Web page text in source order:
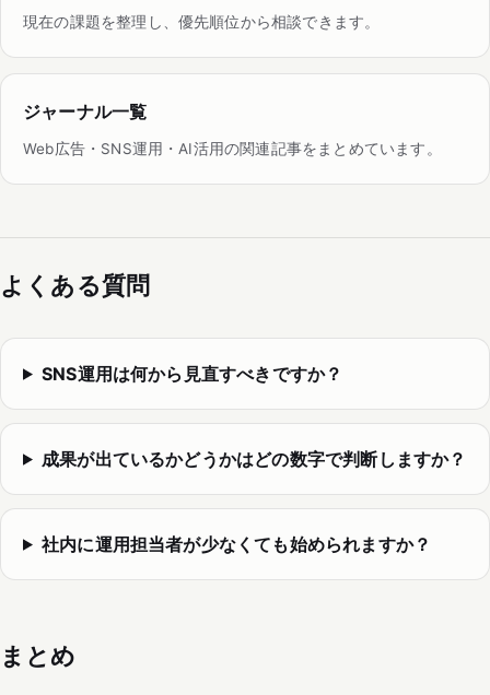
現在の課題を整理し、優先順位から相談できます。
ジャーナル一覧
Web広告・SNS運用・AI活用の関連記事をまとめています。
よくある質問
SNS運用は何から見直すべきですか？
成果が出ているかどうかはどの数字で判断しますか？
社内に運用担当者が少なくても始められますか？
まとめ